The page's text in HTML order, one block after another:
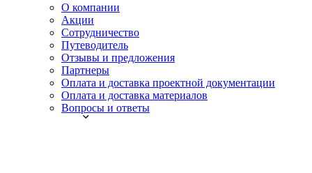
О компании
Акции
Сотрудничество
Путеводитель
Отзывы и предложения
Партнеры
Оплата и доставка проектной документации
Оплата и доставка материалов
Вопросы и ответы